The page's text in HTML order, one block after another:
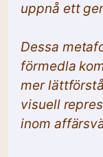
uppnå ett
Dessa
förmedla
mer
visuell
inom